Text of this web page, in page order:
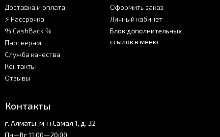
Доставка и оплата
⚡ Рассрочка
% CashBack %
Партнерам
Служба качества
Контакты
Отзывы
Оформить заказ
Личный кабинет
Блок дополнительных
ссылок в меню
Контакты
г. Алматы, м-н Самал 1, д. 32
Пн—Вс 11:00—20:00